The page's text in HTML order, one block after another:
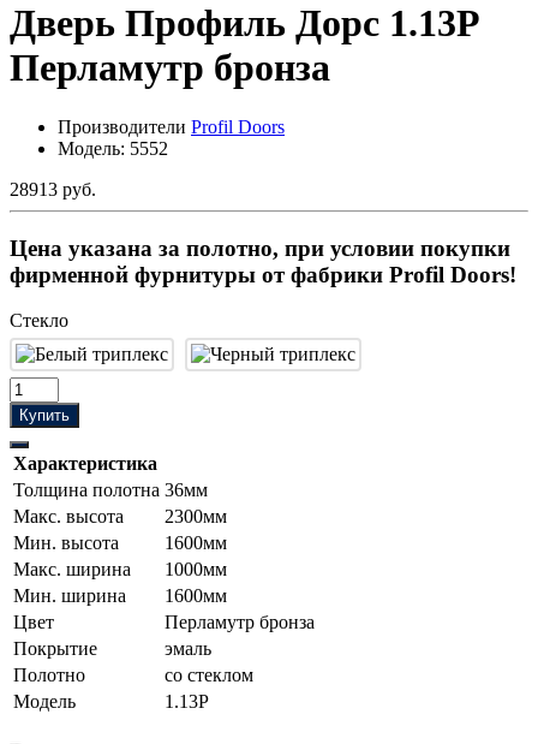
Дверь Профиль Дорс 1.13P
Перламутр бронза
Производители Profil Doors
Модель: 5552
28913 руб.
Цена указана за полотно, при условии покупки
фирменной фурнитуры от фабрики Profil Doors!
Стекло
Купить
Характеристика
Толщина полотна 36мм
Макс. высота
2300мм
Мин. высота
1600мм
Макс. ширина
1000мм
Мин. ширина
1600мм
Цвет
Перламутр бронза
Покрытие
эмаль
Полотно
со стеклом
Модель
1.13P